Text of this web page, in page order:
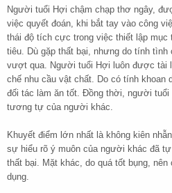
Người tuổi Hợi chậm chạp thơ ngây,
việc quyết đoán, khi bắt tay vào công
thái độ tích cực trong việc thiết lập mục
tiêu. Dù gặp thất bại, nhưng do tính
vượt qua. Người tuổi Hợi luôn được tài
chế nhu cầu vật chất. Do có tính khoan
đối tác làm ăn tốt. Đồng thời, người
tương tự của người khác.
Khuyết điểm lớn nhất là không kiên
sự hiểu rõ ý muôn của người khác đã
thất bại. Mặt khác, do quá tốt bụng,
dụng.